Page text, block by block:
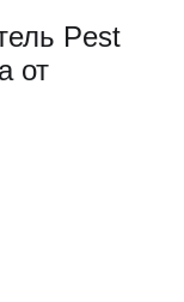
Pest
от